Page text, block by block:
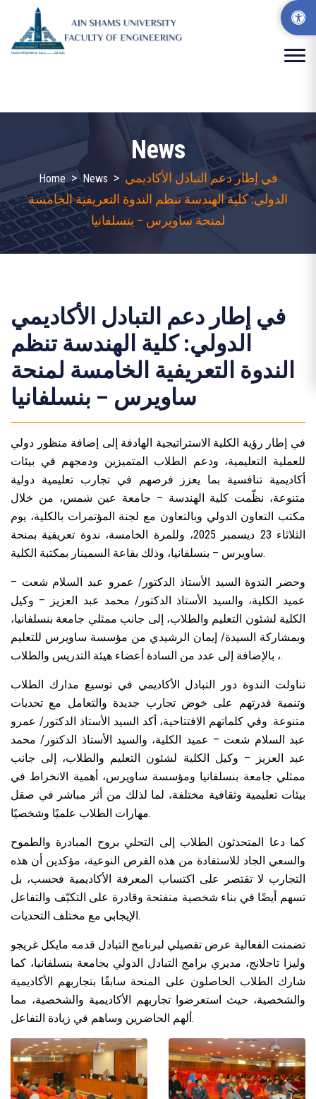
News
Home > News > في إطار دعم التبادل الأكاديمي
الدولي: كلية الهندسة تنظم الندوة التعريفية الخامسة
لمنحة ساويرس – بنسلفانيا
في إطار دعم التبادل الأكاديمي
الدولي: كلية الهندسة تنظم
الندوة التعريفية الخامسة لمنحة
ساويرس – بنسلفانيا
في إطار رؤية الكلية الاستراتيجية الهادفة إلى إضافة منظور دولي
للعملية التعليمية، ودعم الطلاب المتميزين ودمجهم في بيئات
أكاديمية تنافسية بما يعزز فرصهم في تجارب تعليمية دولية
متنوعة، نظّمت كلية الهندسة – جامعة عين شمس، من خلال
مكتب التعاون الدولي وبالتعاون مع لجنة المؤتمرات بالكلية، يوم
الثلاثاء 23 ديسمبر 2025، وللمرة الخامسة، ندوة تعريفية بمنحة
ساويرس – بنسلفانيا، وذلك بقاعة السمينار بمكتبة الكلية.
وحضر الندوة السيد الأستاذ الدكتور/ عمرو عبد السلام شعت –
عميد الكلية، والسيد الأستاذ الدكتور/ محمد عبد العزيز – وكيل
الكلية لشئون التعليم والطلاب، إلى جانب ممثلي جامعة بنسلفانيا،
وبمشاركة السيدة/ إيمان الرشيدي من مؤسسة ساويرس للتعليم
، بالإضافة إلى عدد من السادة أعضاء هيئة التدريس والطلاب.
تناولت الندوة دور التبادل الأكاديمي في توسيع مدارك الطلاب
وتنمية قدرتهم على خوض تجارب جديدة والتعامل مع تحديات
متنوعة. وفي كلماتهم الافتتاحية، أكد السيد الأستاذ الدكتور/ عمرو
عبد السلام شعت – عميد الكلية، والسيد الأستاذ الدكتور/ محمد
عبد العزيز – وكيل الكلية لشئون التعليم والطلاب، إلى جانب
ممثلي جامعة بنسلفانيا ومؤسسة ساويرس، أهمية الانخراط في
بيئات تعليمية وثقافية مختلفة، لما لذلك من أثر مباشر في صقل
مهارات الطلاب علميًا وشخصيًا.
كما دعا المتحدثون الطلاب إلى التحلي بروح المبادرة والطموح
والسعي الجاد للاستفادة من هذه الفرص النوعية، مؤكدين أن هذه
التجارب لا تقتصر على اكتساب المعرفة الأكاديمية فحسب، بل
تسهم أيضًا في بناء شخصية منفتحة وقادرة على التكيّف والتفاعل
الإيجابي مع مختلف التحديات.
تضمنت الفعالية عرض تفصيلي لبرنامج التبادل قدمه مايكل غريجو
وليزا تاجلانج، مديري برامج التبادل الدولي بجامعة بنسلفانيا، كما
شارك الطلاب الحاصلون على المنحة سابقًا بتجاربهم الأكاديمية
والشخصية، حيث استعرضوا تجاربهم الأكاديمية والشخصية، مما
ألهم الحاضرين وساهم في زيادة التفاعل.